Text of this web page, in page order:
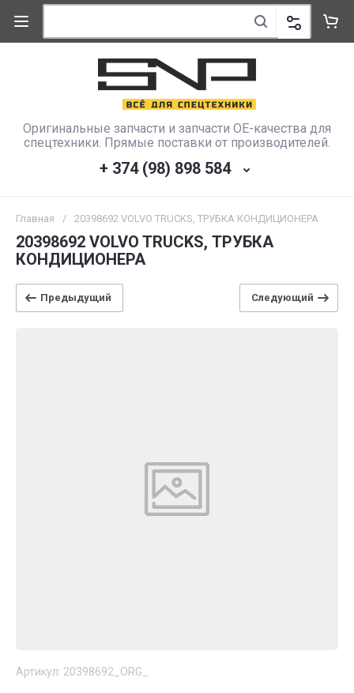
Оригинальные запчасти и запчасти OE-качества для
спецтехники. Прямые поставки от производителей.
+ 374 (98) 898 584
Главная / 20398692 VOLVO TRUCKS, ТРУБКА КОНДИЦИОНЕРА
20398692 VOLVO TRUCKS, ТРУБКА
КОНДИЦИОНЕРА
Предыдущий Следующий
Артикул: 20398692_ORG_